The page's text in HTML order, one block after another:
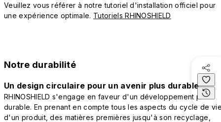
Veuillez vous référer à notre tutoriel d'installation officiel pour
une expérience optimale. Tutoriels RHINOSHIELD
Notre durabilité
Un design circulaire pour un avenir plus durable
RHINOSHIELD s'engage en faveur d'un développement plus
durable. En prenant en compte tous les aspects du cycle de
d'un produit, des matières premières jusqu'à son recyclage,